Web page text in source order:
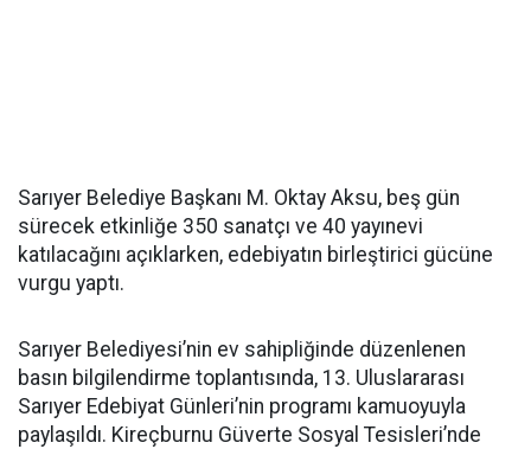
Sarıyer Belediye Başkanı M. Oktay Aksu, beş gün
sürecek etkinliğe 350 sanatçı ve 40 yayınevi
katılacağını açıklarken, edebiyatın birleştirici gücüne
vurgu yaptı.
Sarıyer Belediyesi’nin ev sahipliğinde düzenlenen
basın bilgilendirme toplantısında, 13. Uluslararası
Sarıyer Edebiyat Günleri’nin programı kamuoyuyla
paylaşıldı. Kireçburnu Güverte Sosyal Tesisleri’nde